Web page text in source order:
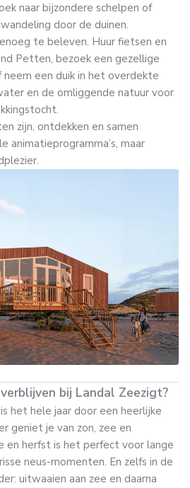
naar bijzondere schelpen of
door de duinen.
te beleven. Huur fietsen en
Petten, bezoek een gezellige
een duik in het overdekte
en de omliggende natuur voor
zijn, ontdekken en samen
animatieprogramma’s, maar
bij Landal Zeezigt?
het hele jaar door een heerlijke
geniet je van zon, zee en
en herfst is het perfect voor lange
neus-momenten. En zelfs in de
uitwaaien aan zee en daarna